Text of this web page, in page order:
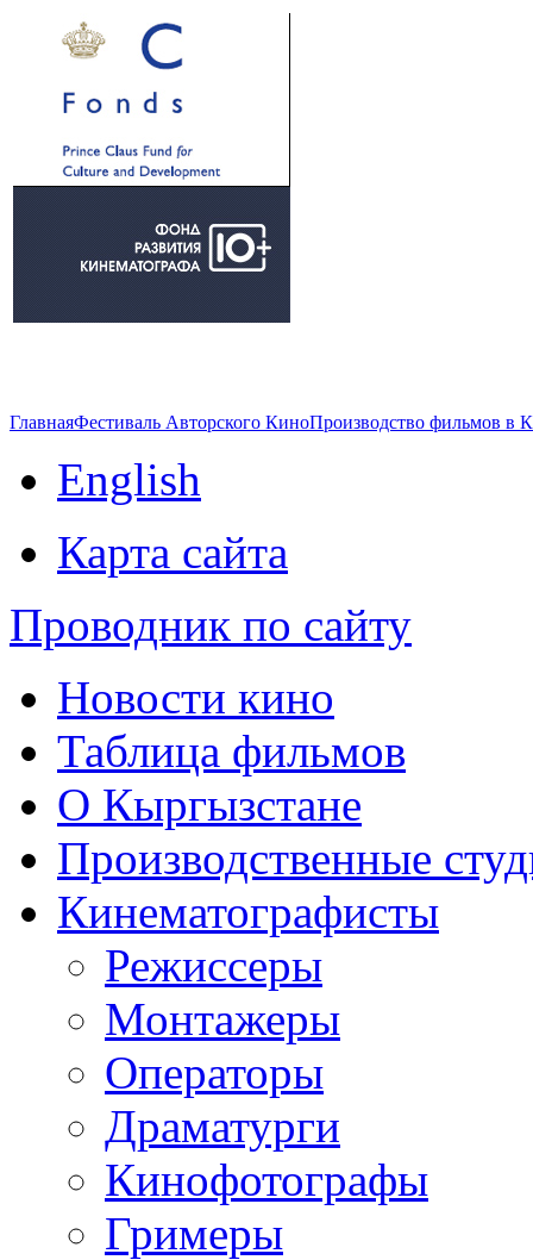
ГлавнаяФестиваль Авторского КиноПроизводство фильмов в
English
Карта сайта
Проводник по сайту
Новости кино
Таблица фильмов
О Кыргызстане
Производственные
Кинематографисты
Режиссеры
Монтажеры
Операторы
Драматурги
Кинофотографы
Гримеры